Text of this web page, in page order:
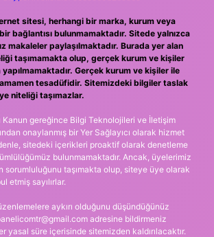
sitesi, herhangi bir marka, kurum veya
bağlantısı bulunmamaktadır. Sitede yalnızca
makaleler paylaşılmaktadır. Burada yer alan
taşımamakta olup, gerçek kurum ve kişiler
yapılmamaktadır. Gerçek kurum ve kişiler ile
tesadüfidir. Sitemizdeki bilgiler taslak
niteliği taşımazlar.
Kanun gereğince Bilgi Teknolojileri ve İletişim
onaylanmış bir Yer Sağlayıcı olarak hizmet
sitedeki içerikleri proaktif olarak denetleme
bulunmamaktadır. Ancak, üyelerimiz
sorumluluğunu taşımakta olup, siteye üye olarak
etmiş sayılırlar.
aykırı olduğunu düşündüğünüz
adresine bildirmeniz
yasal süre içerisinde sitemizden kaldırılacaktır.